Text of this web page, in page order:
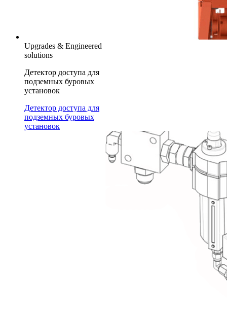
Upgrades & Engineered
solutions
Детектор доступа для
подземных буровых
установок
Детектор доступа для
подземных буровых
установок